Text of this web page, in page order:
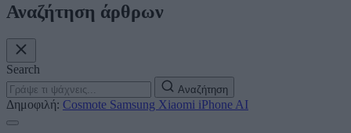
Αναζήτηση άρθρων
Search
Αναζήτηση
Δημοφιλή: Cosmote Samsung Xiaomi iPhone AI